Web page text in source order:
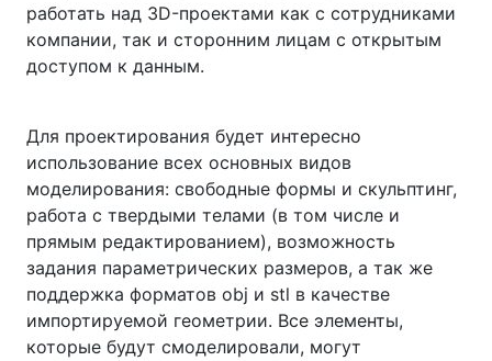
работать над 3D-проектами как с сотрудниками
компании, так и сторонним лицам с открытым
доступом к данным.
Для проектирования будет интересно
использование всех основных видов
моделирования: свободные формы и скульптинг,
работа с твердыми телами (в том числе и
прямым редактированием), возможность
задания параметрических размеров, а так же
поддержка форматов obj и stl в качестве
импортируемой геометрии. Все элементы,
которые будут смоделировали, могут